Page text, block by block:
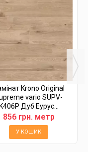
Krono Original
vario SUPV-
K406P Дуб Еурус...
856 грн. метр
У КОШИК